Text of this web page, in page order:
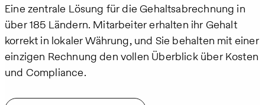
Eine zentrale Lösung für die Gehaltsabrechnung in
über 185 Ländern. Mitarbeiter erhalten ihr Gehalt
korrekt in lokaler Währung, und Sie behalten mit einer
einzigen Rechnung den vollen Überblick über Kosten
und Compliance.